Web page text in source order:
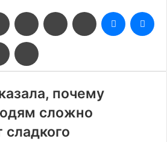
Pinterest Reddit ВконтактеОдноклассники
Messenger
Поделиться
через
электронную
почему
сложно
сладкого